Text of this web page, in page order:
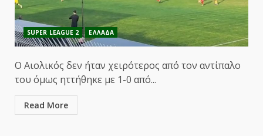
SUPER LEAGUE 2 ΕΛΛΑΔΑ
Ο Αιολικός δεν ήταν χειρότερος από τον αντίπαλο
του όμως ηττήθηκε με 1-0 από...
Read More